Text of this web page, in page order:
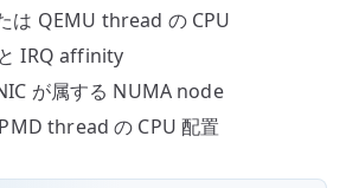
は QEMU thread の CPU
IRQ affinity
が属する NUMA node
thread の CPU 配置